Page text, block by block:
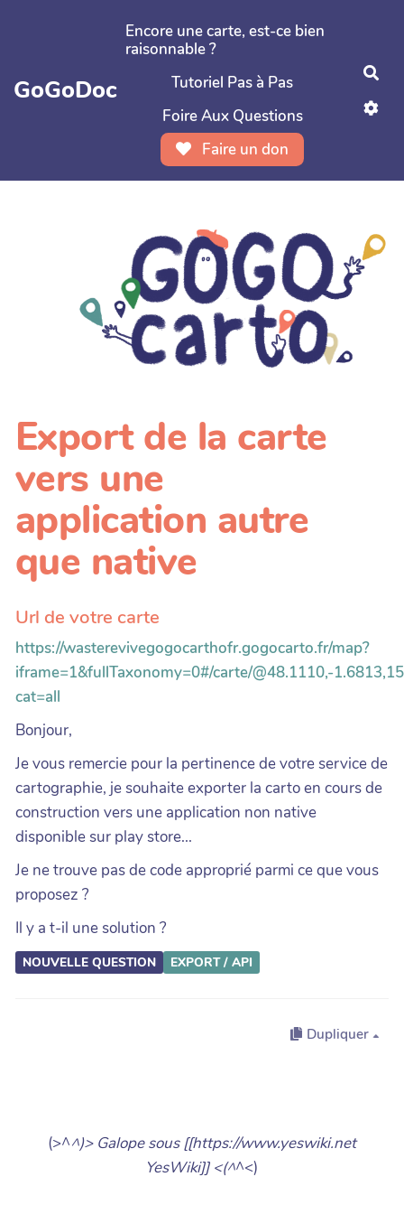
Aller au contenu principal
GoGoDoc
Encore une carte, est-ce bien
raisonnable ?
Tutoriel Pas à Pas
Foire Aux Questions
Faire un don
Export de la carte
vers une
application autre
que native
Url de votre carte
https://wasterevivegogocarthofr.gogocarto.fr/map?
iframe=1&fullTaxonomy=0#/carte/@48.1110,-
cat=all
Bonjour,
Je vous remercie pour la pertinence de votre service de
cartographie, je souhaite exporter la carto en cours de
construction vers une application non native
disponible sur play store...
Je ne trouve pas de code approprié parmi ce que vous
proposez ?
Il y a t-il une solution ?
NOUVELLE QUESTION EXPORT / API
Dupliquer
(>^^)> Galope sous [[https://www.yeswiki.net
YesWiki]] <(^^<)